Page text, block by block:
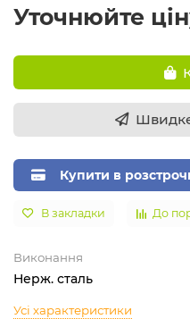
Уточнюйте
Купити в
В закладки До
Виконання
Нерж. сталь
Усі характеристики